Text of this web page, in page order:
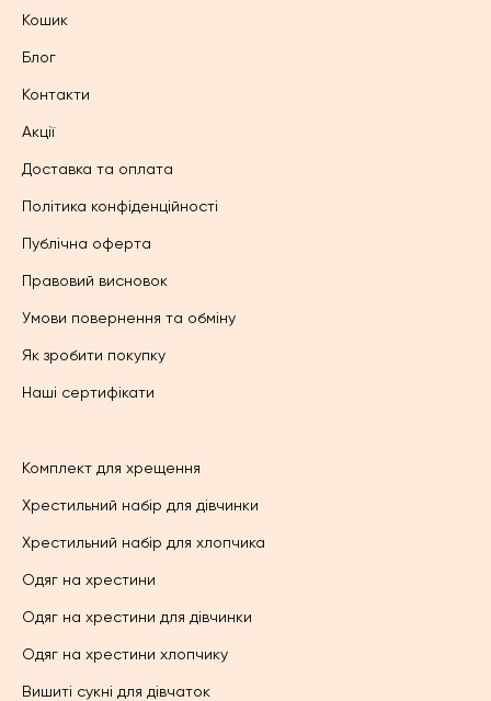
Кошик
Блог
Контакти
Акції
Доставка та оплата
Політика конфіденційності
Публічна оферта
Правовий висновок
Умови повернення та обміну
Як зробити покупку
Наші сертифікати
Комплект для хрещення
Хрестильний набір для дівчинки
Хрестильний набір для хлопчика
Одяг на хрестини
Одяг на хрестини для дівчинки
Одяг на хрестини хлопчику
Вишиті сукні для дівчаток